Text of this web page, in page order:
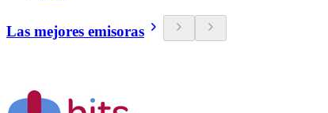
Las mejores emisoras